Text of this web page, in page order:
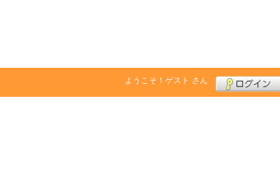
ようこそ！ ゲスト さん